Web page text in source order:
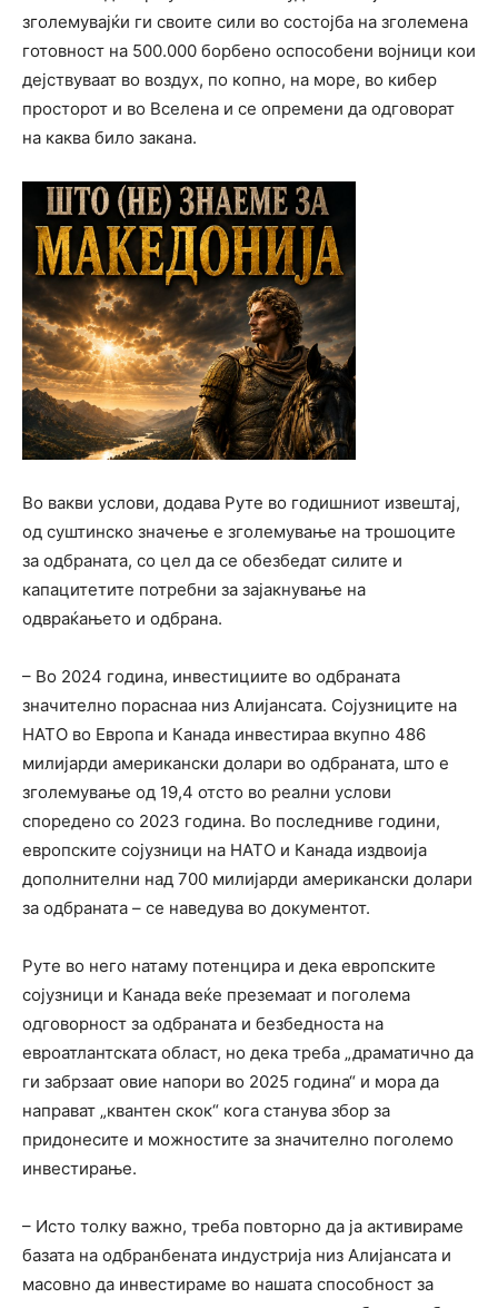
зголемувајќи ги своите сили во состојба на зголемена
готовност на 500.000 борбено оспособени војници кои
дејствуваат во воздух, по копно, на море, во кибер
просторот и во Вселена и се опремени да одговорат
на каква било закана.
Во вакви услови, додава Руте во годишниот извештај,
од суштинско значење е зголемување на трошоците
за одбраната, со цел да се обезбедат силите и
капацитетите потребни за зајакнување на
одвраќањето и одбрана.
– Во 2024 година, инвестициите во одбраната
значително пораснаа низ Алијансата. Сојузниците на
НАТО во Европа и Канада инвестираа вкупно 486
милијарди американски долари во одбраната, што е
зголемување од 19,4 отсто во реални услови
споредено со 2023 година. Во последниве години,
европските сојузници на НАТО и Канада издвоија
дополнителни над 700 милијарди американски долари
за одбраната – се наведува во документот.
Руте во него натаму потенцира и дека европските
сојузници и Канада веќе преземаат и поголема
одговорност за одбраната и безбедноста на
евроатлантската област, но дека треба „драматично да
ги забрзаат овие напори во 2025 година“ и мора да
направат „квантен скок“ кога станува збор за
придонесите и можностите за значително поголемо
инвестирање.
– Исто толку важно, треба повторно да ја активираме
базата на одбранбената индустрија низ Алијансата и
масовно да инвестираме во нашата способност за